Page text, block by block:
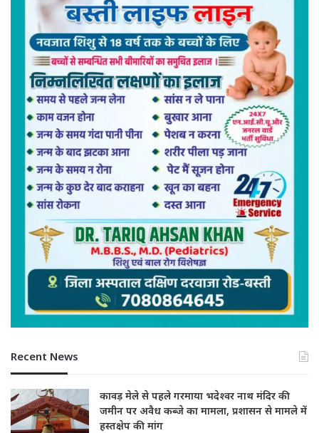
Recent News
कावड़ मेले से पहले गरमाया भदेश्वर नाथ मंदिर की
जमीन पर अवैध कब्जे का मामला, प्रशासन से मामले में
हस्तक्षेप की मांग